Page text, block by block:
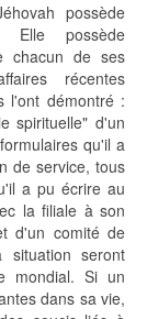
possède
Elle possède
chacun de ses
récentes
l'ont démontré :
spirituelle" d'un
qu'il a
de service, tous
a pu écrire au
la filiale à son
d'un comité de
situation seront
mondial. Si un
dans sa vie,